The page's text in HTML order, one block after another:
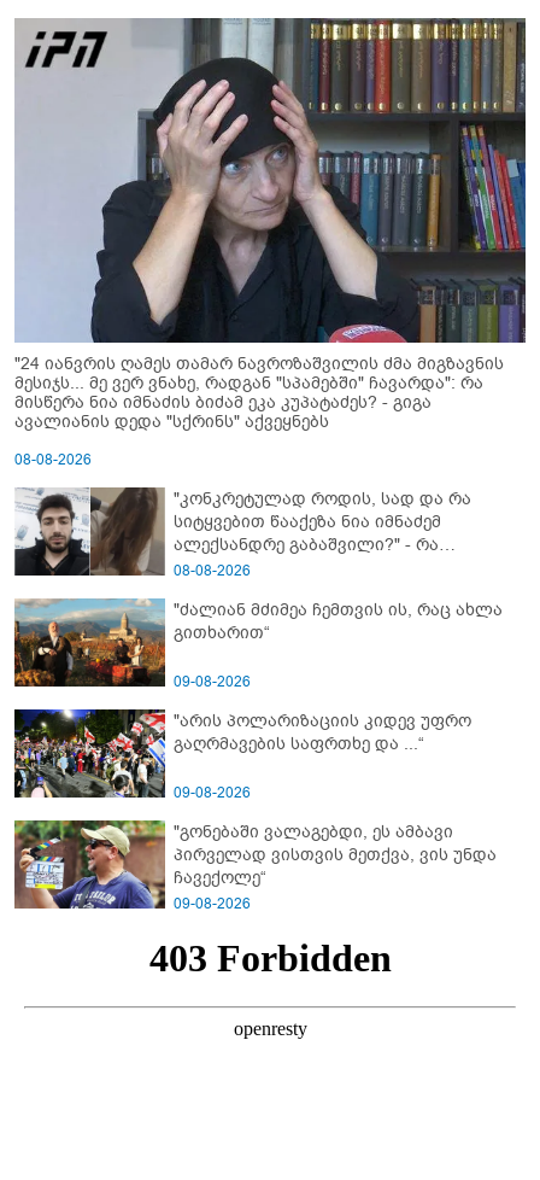
"24 იანვრის ღამეს თამარ ნავროზაშვილის ძმა მიგზავნის
მესიჯს... მე ვერ ვნახე, რადგან "სპამებში" ჩავარდა": რა
მისწერა ნია იმნაძის ბიძამ ეკა კუპატაძეს? - გიგა
ავალიანის დედა "სქრინს" აქვეყნებს
08-08-2026
"კონკრეტულად როდის, სად და რა
სიტყვებით წააქეზა ნია იმნაძემ
ალექსანდრე გაბაშვილი?" - რა
მიმართვას ავრცელებს ნია იმნაძის
08-08-2026
"ძალიან მძიმეა ჩემთვის ის, რაც ახლა
გითხარით“
09-08-2026
"არის პოლარიზაციის კიდევ უფრო
გაღრმავების საფრთხე და ...“
09-08-2026
"გონებაში ვალაგებდი, ეს ამბავი
პირველად ვისთვის მეთქვა, ვის უნდა
ჩავექოლე“
09-08-2026